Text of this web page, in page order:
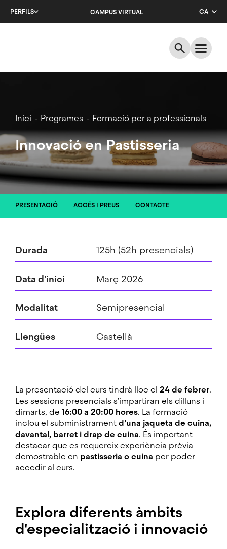
PERFILS CAMPUS VIRTUAL
CA
ES
Breadcrumb
Inici Programes Formació per a professionals
Innovació en Pastisseria
PRESENTACIÓ ACCÉS I PREUS CONTACTE
Durada 125h (52h presencials)
Data d'inici Març 2026
Modalitat Semipresencial
Llengües Castellà
La presentació del curs tindrà lloc el 24 de febrer.
Les sessions presencials s'impartiran els dilluns i
dimarts, de 16:00 a 20:00 hores. La formació
inclou el subministramentd’una jaqueta de cuina,
davantal, barret i drap de cuina. És important
destacar que es requereix experiència prèvia
demostrable en pastisseria o cuina per poder
accedir al curs.
Explora diferents àmbits
d'especialització i innovació